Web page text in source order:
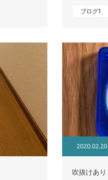
ブログ1
2020.02.20
吹抜けあ